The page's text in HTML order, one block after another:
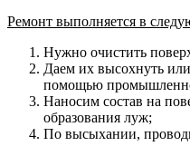
Ремонт выполняется в
Нужно очистить
Даем их высохнуть
помощью
Наносим состав на
образования луж;
По высыхании,